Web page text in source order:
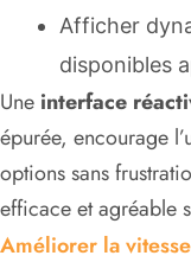
Afficher
disponibles
Une interface
épurée, encourage
options sans
efficace et agréable
Améliorer la